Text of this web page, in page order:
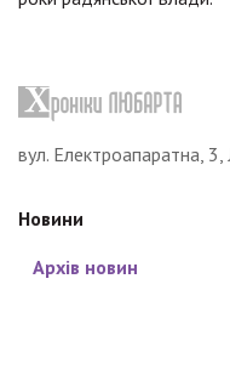
вул. Електроапаратна, 3,
Новини
Архів новин